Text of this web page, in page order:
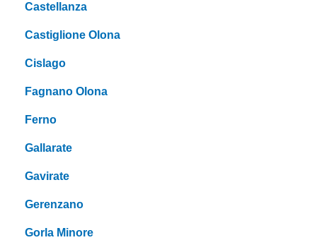
Castellanza
Castiglione Olona
Cislago
Fagnano Olona
Ferno
Gallarate
Gavirate
Gerenzano
Gorla Minore